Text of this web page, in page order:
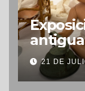
21 DE